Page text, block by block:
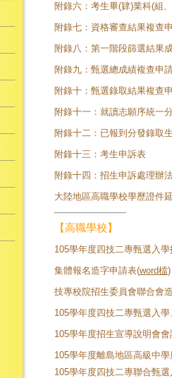
附錄六：考生畢(肄)業科(組
附錄七：資格審查結果複查
附錄八：第一階段篩選結果
附錄九：甄選總成績複查申
附錄十：甄選錄取結果複查
附錄十一：就讀志願序統一
附錄十二：已報到分發錄取
附錄十三：考生申訴表
附錄十四 ： 招生申訴處理辦
大陸地區高職學校學歷證件
【高職學校】
105學年度四技二專甄選入
集體報名造字申請表(word檔)
技專校院招生委員會聯合會
105學年度四技二專甄選入
105學年度招生宣導說明會會
105學年度離島地區高級中
105學年度四技二專聯合甄